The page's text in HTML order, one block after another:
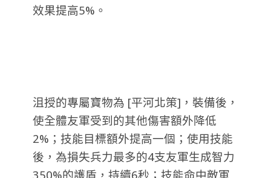
效果提高5%。
沮授的專屬寶物為 [平河北策]，裝備後，
使全體友軍受到的其他傷害額外降低
2%；技能目標額外提高一個；使用技能
後，為損失兵力最多的4支友軍生成智力
350%的護盾，持續6秒；技能命中敵軍